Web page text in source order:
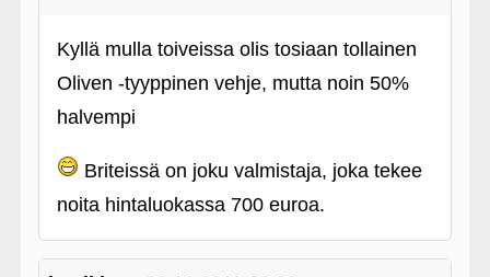
Kyllä mulla toiveissa olis tosiaan tollainen
Oliven ‑tyyppinen vehje, mutta noin 50%
halvempi
Briteissä on joku valmistaja, joka tekee
noita hintaluokassa 700 euroa.